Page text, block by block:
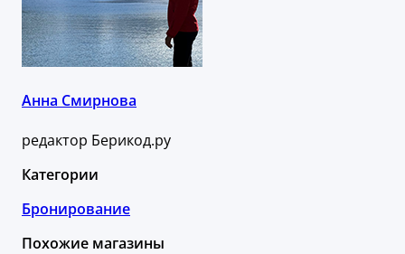
Анна Смирнова
редактор Берикод.ру
Категории
Бронирование
Похожие магазины